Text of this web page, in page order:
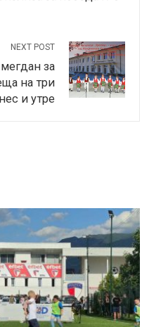
NEXT POST
за
на три
и утре